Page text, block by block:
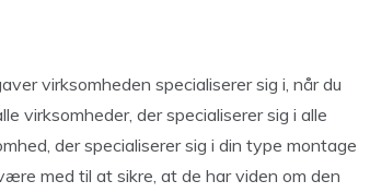
virksomheden specialiserer sig i, når du
virksomheder, der specialiserer sig i alle
der specialiserer sig i din type montage
med til at sikre, at de har viden om den